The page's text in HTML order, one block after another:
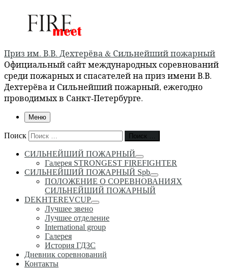
Приз им. В.В. Дехтерёва & Сильнейший пожарный
Официальный сайт международных соревнований
среди пожарных и спасателей на приз имени В.В.
Дехтерёва и Сильнейший пожарный, ежегодно
проводимых в Санкт-Петербурге.
Меню
Поиск Поиск …
СИЛЬНЕЙШИЙ ПОЖАРНЫЙ
Галерея STRONGEST FIREFIGHTER
СИЛЬНЕЙШИЙ ПОЖАРНЫЙ Spb
ПОЛОЖЕНИЕ О СОРЕВНОВАНИЯХ
СИЛЬНЕЙШИЙ ПОЖАРНЫЙ
DEKHTEREVCUP
Лучшее звено
Лучшее отделение
International group
Галерея
История ГДЗС
Дневник соревнований
Контакты